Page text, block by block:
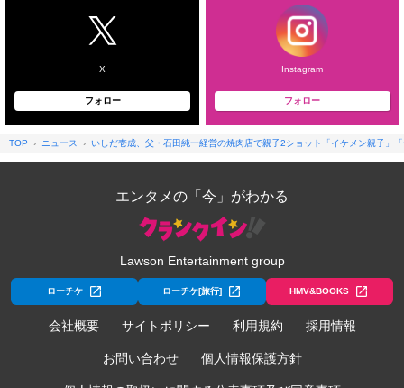
X
フォロー
Instagram
フォロー
TOP ニュース いしだ壱成、父・石田純一経営の焼肉店で親子2ショット「イケメン親子」
エンタメの「今」がわかる
Lawson Entertainment group
ローチケ ローチケ[旅行] HMV&BOOKS
会社概要 サイトポリシー 利用規約 採用情報
お問い合わせ 個人情報保護方針